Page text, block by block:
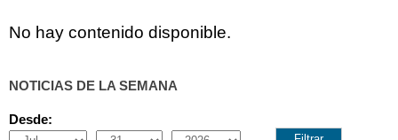
No hay contenido disponible.
NOTICIAS DE LA SEMANA
Desde: